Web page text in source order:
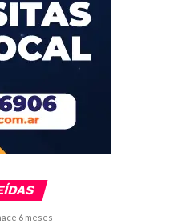
6 meses